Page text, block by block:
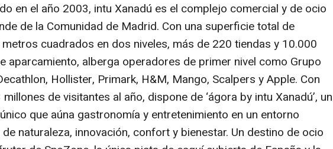
en el año 2003, intu Xanadú es el complejo comercial y de ocio
de la Comunidad de Madrid. Con una superficie total de
cuadrados en dos niveles, más de 220 tiendas y 10.000
aparcamiento, alberga operadores de primer nivel como Grupo
Hollister, Primark, H&M, Mango, Scalpers y Apple. Con
de visitantes al año, dispone de ‘ágora by intu Xanadú’, un
que aúna gastronomía y entretenimiento en un entorno
naturaleza, innovación, confort y bienestar. Un destino de ocio